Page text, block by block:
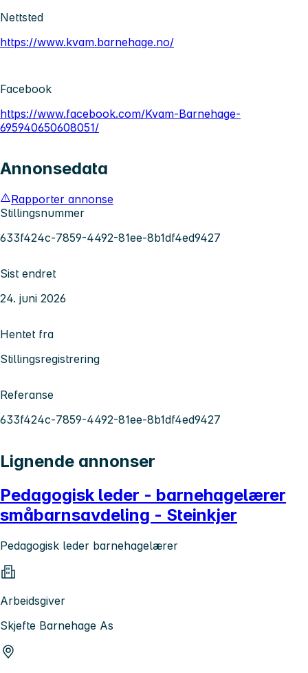
Nettsted
https://www.kvam.barnehage.no/
Facebook
https://www.facebook.com/Kvam-Barnehage-
695940650608051/
Annonsedata
Rapporter annonse
Stillingsnummer
633f424c-7859-4492-81ee-8b1df4ed9427
Sist endret
24. juni 2026
Hentet fra
Stillingsregistrering
Referanse
633f424c-7859-4492-81ee-8b1df4ed9427
Lignende annonser
Pedagogisk leder - barnehagelærer
småbarnsavdeling - Steinkjer
Pedagogisk leder barnehagelærer
Arbeidsgiver
Skjefte Barnehage As